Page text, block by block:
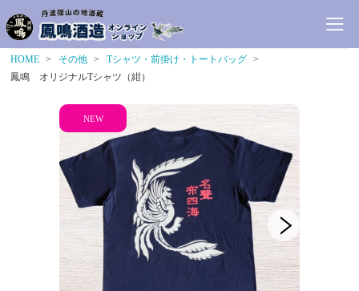
HOME その他
Tシャツ・前掛け・トートバッグ
鳳鳴 オリジナルTシャツ（紺）